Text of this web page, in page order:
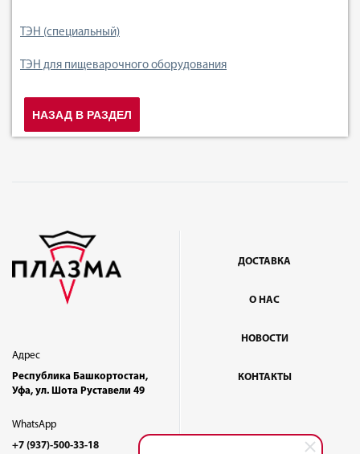
ТЭН (специальный)
ТЭН для пищеварочного оборудования
НАЗАД В РАЗДЕЛ
Адрес
Республика Башкортостан,
Уфа, ул. Шота Руставели 49
WhatsApp
+7 (937)-500-33-18
ДОСТАВКА
О НАС
НОВОСТИ
КОНТАКТЫ